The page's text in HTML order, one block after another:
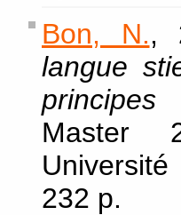
Bon, N.,
langue
principes
Master
232 p.